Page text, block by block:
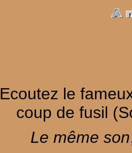
Ecoutez le
coup de fusil
Le même son